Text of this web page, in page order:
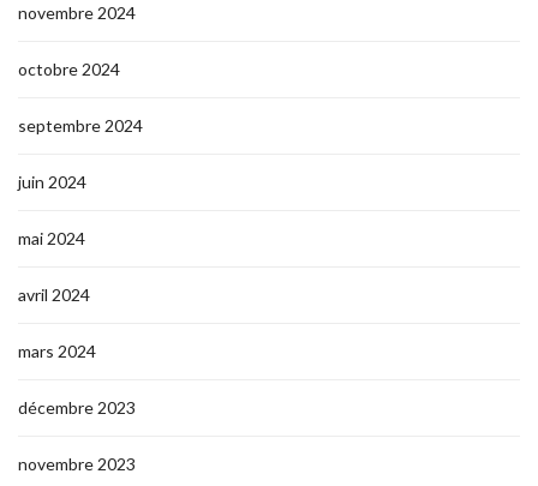
novembre 2024
octobre 2024
septembre 2024
juin 2024
mai 2024
avril 2024
mars 2024
décembre 2023
novembre 2023